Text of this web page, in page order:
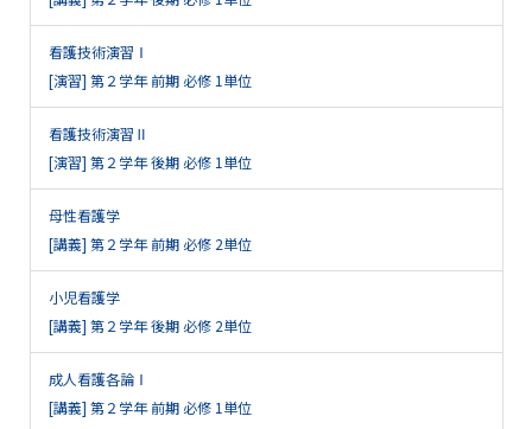
看護技術演習Ⅰ
[演習] 第２学年 前期 必修 1単位
看護技術演習Ⅱ
[演習] 第２学年 後期 必修 1単位
母性看護学
[講義] 第２学年 前期 必修 2単位
小児看護学
[講義] 第２学年 後期 必修 2単位
成人看護各論Ⅰ
[講義] 第２学年 前期 必修 1単位